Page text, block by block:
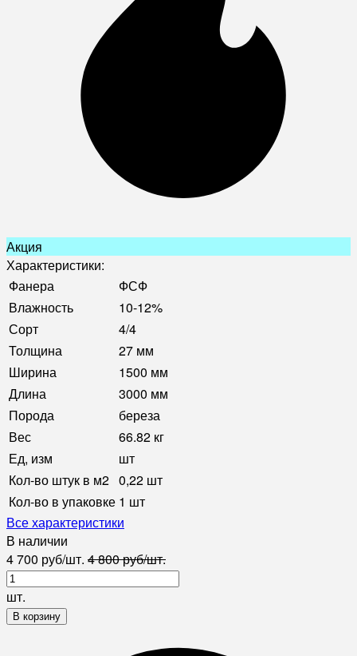
Акция
Характеристики:
Фанера
ФСФ
Влажность
10-12%
Сорт
4/4
Толщина
27 мм
Ширина
1500 мм
Длина
3000 мм
Порода
береза
Вес
66.82 кг
Ед, изм
шт
Кол-во штук в м2 0,22 шт
Кол-во в упаковке 1 шт
Все характеристики
В наличии
4 700 руб/шт. 4 800руб/шт.
шт.
В корзину